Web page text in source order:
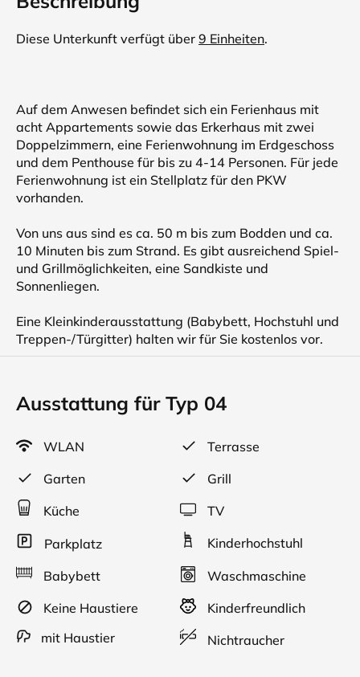
Diese Unterkunft verfügt über 9 Einheiten.
Auf dem Anwesen befindet sich ein Ferienhaus mit
acht Appartements sowie das Erkerhaus mit zwei
Doppelzimmern, eine Ferienwohnung im Erdgeschoss
und dem Penthouse für bis zu 4-14 Personen. Für jede
Ferienwohnung ist ein Stellplatz für den PKW
vorhanden.
Von uns aus sind es ca. 50 m bis zum Bodden und ca.
10 Minuten bis zum Strand. Es gibt ausreichend Spiel-
und Grillmöglichkeiten, eine Sandkiste und
Sonnenliegen.
Eine Kleinkinderausstattung (Babybett, Hochstuhl und
Treppen-/Türgitter) halten wir für Sie kostenlos vor.
Ausstattung für Typ 04
WLAN
Terrasse
Garten
Grill
Küche
TV
Parkplatz Kinderhochstuhl
Babybett
Waschmaschine
Keine Haustiere
Kinderfreundlich
mit Haustier
Nichtraucher